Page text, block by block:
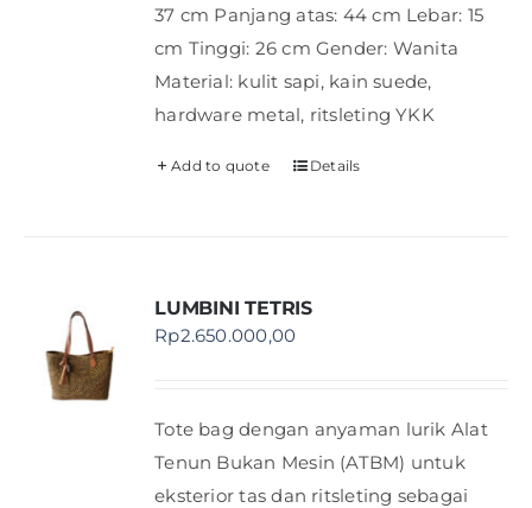
37 cm Panjang atas: 44 cm Lebar: 15
cm Tinggi: 26 cm Gender: Wanita
Material: kulit sapi, kain suede,
hardware metal, ritsleting YKK
Add to quote Details
LUMBINI TETRIS
Rp2.650.000,00
Tote bag dengan anyaman lurik Alat
Tenun Bukan Mesin (ATBM) untuk
eksterior tas dan ritsleting sebagai